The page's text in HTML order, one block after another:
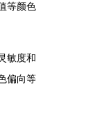
等颜色
敏度和
偏向等